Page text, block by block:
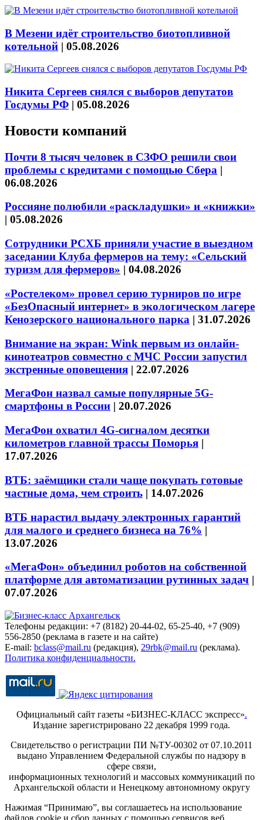
В Мезени идёт строительство биотопливной
котельной | 05.08.2026
Никита Сергеев снялся с выборов депутатов
Госдумы РФ | 05.08.2026
Новости компаний
Почти 8 тысяч человек в СЗФО решили свои
проблемы с кредитами с помощью Сбера |
06.08.2026
Россияне полюбили «раскладушки» и «книжки»
| 05.08.2026
Сотрудники РСХБ приняли участие в выездном
заседании Клуба фермеров на тему: «Сельский
туризм для фермеров» | 04.08.2026
«Ростелеком» провел серию турниров по игре
«БезОпасный интернет» в экологическом лагере
Кенозерского национального парка | 31.07.2026
Внимание на экран: Wink первым из онлайн-
кинотеатров совместно с МЧС России запустил
экстренные оповещения | 22.07.2026
МегаФон назвал самые популярные 5G-
смартфоны в России | 20.07.2026
МегаФон охватил 4G-сигналом десятки
километров главной трассы Поморья |
17.07.2026
ВТБ: заёмщики стали чаще покупать готовые
частные дома, чем строить | 14.07.2026
ВТБ нарастил выдачу электронных гарантий
для малого и среднего бизнеса на 76% |
13.07.2026
«МегаФон» объединил роботов на собственной
платформе для автоматизации рутинных задач |
07.07.2026
Телефоны редакции: +7 (8182) 20-44-02, 65-25-40, +7 (909)
556-2850 (реклама в газете и на сайте)
E-mail: bclass@mail.ru (редакция), 29rbk@mail.ru (реклама).
Политика конфиденциальности.
Официальный сайт газеты «БИЗНЕС-КЛАСС экспресс».
Издание зарегистрировано 22 декабря 1999 года.
Свидетельство о регистрации ПИ №ТУ-00302 от 07.10.2011
выдано Управлением Федеральной службы по надзору в
сфере связи,
информационных технологий и массовых коммуникаций по
Архангельской области и Ненецкому автономному округу
Нажимая “Принимаю”, вы соглашаетесь на использование
файлов cookie и сбор данных с помощью сервисов веб